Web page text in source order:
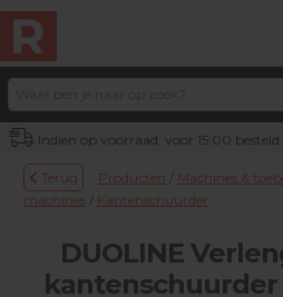
Indien op voorraad, voor 15:00
Terug Producten / Machines &
machines / Kantenschuurder
DUOLINE
kantenschuurder